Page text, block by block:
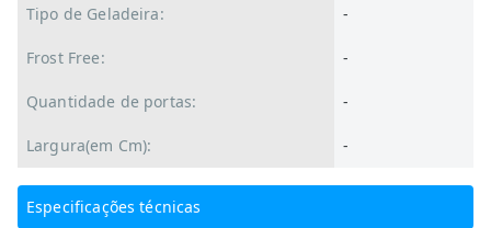
Tipo de Geladeira: -
Frost Free: -
Quantidade de portas: -
Largura(em Cm): -
Especificações técnicas